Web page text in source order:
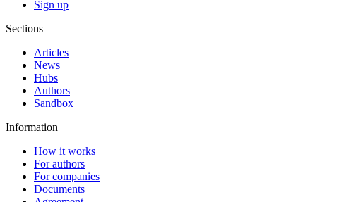
Sign up
Sections
Articles
News
Hubs
Authors
Sandbox
Information
How it works
For authors
For companies
Documents